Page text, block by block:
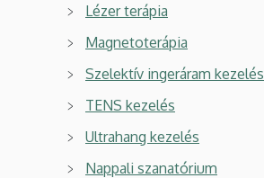
Lézer terápia
Magnetoterápia
Szelektív ingeráram kezelés
TENS kezelés
Ultrahang kezelés
Nappali szanatórium